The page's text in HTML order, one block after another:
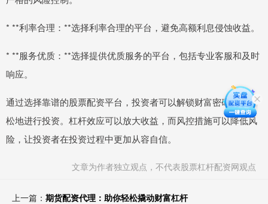
* **利率合理：**选择利率合理的平台，避免高额利息侵蚀收益。
* **服务优质：**选择提供优质服务的平台，包括专业客服和及时
响应。
通过选择靠谱的股票配资平台，投资者可以解锁财富密码，更轻
松地进行投资。杠杆效应可以放大收益，而风控措施可以降低风
险，让投资者在投资过程中更加从容自信。
文章为作者独立观点，不代表股票杠杆配资网观点
上一篇： 期货配资代理：助你轻松撬动财富杠杆